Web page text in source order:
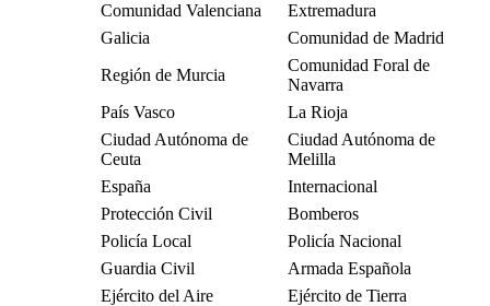
Comunidad Valenciana
Extremadura
Galicia
Comunidad de Madrid
Región de Murcia
Comunidad Foral de
Navarra
País Vasco
La Rioja
Ciudad Autónoma de
Ceuta
Ciudad Autónoma de
Melilla
España
Internacional
Protección Civil
Bomberos
Policía Local
Policía Nacional
Guardia Civil
Armada Española
Ejército del Aire
Ejército de Tierra